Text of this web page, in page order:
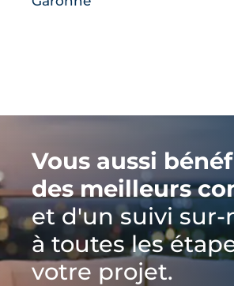
Vous aussi
des meilleurs
et d'un suivi sur-
à toutes les
votre projet.